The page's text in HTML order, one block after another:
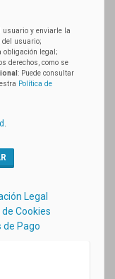
usuario y enviarle la
del usuario;
obligación legal;
derechos, como se
: Puede consultar
Política de
Legal
Cookies
de Pago